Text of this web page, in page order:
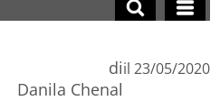
di
Danila Chenal
il 23/05/2020